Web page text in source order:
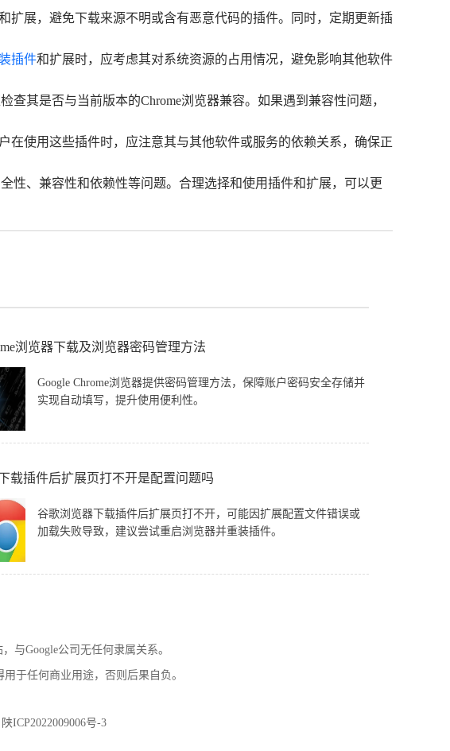
扩展，避免下载来源不明或含有恶意代码的插件。同时，定期更新插
插件和扩展时，应考虑其对系统资源的占用情况，避免影响其他软件
其是否与当前版本的Chrome浏览器兼容。如果遇到兼容性问题，
在使用这些插件时，应注意其与其他软件或服务的依赖关系，确保正
性、兼容性和依赖性等问题。合理选择和使用插件和扩展，可以更
浏览器下载及浏览器密码管理方法
Google Chrome浏览器提供密码管理方法，保障账户密码安全存储并
实现自动填写，提升使用便利性。
载插件后扩展页打不开是配置问题吗
谷歌浏览器下载插件后扩展页打不开，可能因扩展配置文件错误或
加载失败导致，建议尝试重启浏览器并重装插件。
与Google公司无任何隶属关系。
于任何商业用途，否则后果自负。
陕ICP2022009006号-3